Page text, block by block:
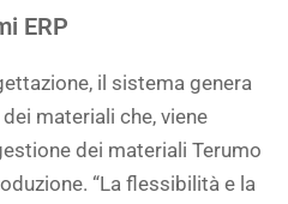
ERP
il sistema genera
materiali che, viene
dei materiali Terumo
“La flessibilità e la